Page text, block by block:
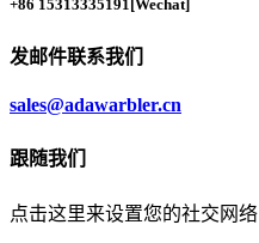
+86 15313335191 [Wechat]
发邮件联系我们
sales@adawarbler.cn
跟随我们
点击这里来设置您的社交网络